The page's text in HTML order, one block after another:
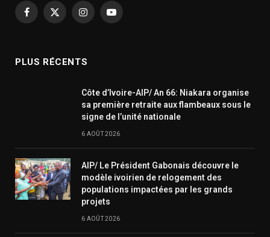
Facebook
X
InstagramYouTube
PLUS RÉCENTS
Côte d’Ivoire-AIP/ An 66: Niakara organise
sa première retraite aux flambeaux sous le
signe de l’unité nationale
6 AOÛT 2026
AIP/ Le Président Gabonais découvre le
modèle ivoirien de relogement des
populations impactées par les grands
projets
6 AOÛT 2026